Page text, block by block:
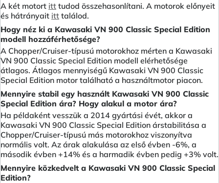
A két motort itt tudod összehasonlítani. A motorok előnyeit
és hátrányait itt találod.
Hogy néz ki a Kawasaki VN 900 Classic Special Edition
modell hozzáférhetősége?
A Chopper/Cruiser-típusú motorokhoz mérten a Kawasaki
VN 900 Classic Special Edition modell elérhetősége
átlagos. Átlagos mennyiségű Kawasaki VN 900 Classic
Special Edition motor található a használtmotor piacon.
Mennyire stabil egy használt Kawasaki VN 900 Classic
Special Edition ára? Hogy alakul a motor ára?
Ha példaként vesszük a 2014 gyártási évét, akkor a
Kawasaki VN 900 Classic Special Edition árstabilitása a
Chopper/Cruiser-típusú más motorokhoz viszonyítva
normális volt. Az árak alakulása az első évben -6%, a
második évben +14% és a harmadik évben pedig +3% volt.
Mennyire közkedvelt a Kawasaki VN 900 Classic Special
Edition?